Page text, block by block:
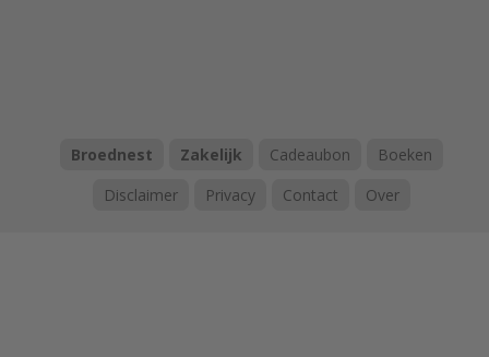
Broednest Zakelijk Cadeaubon
Boeken
Disclaimer
Privacy Contact Over